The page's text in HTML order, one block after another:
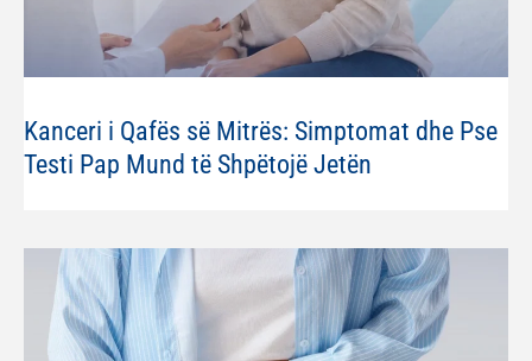
Kanceri i Qafës së Mitrës: Simptomat dhe Pse
Testi Pap Mund të Shpëtojë Jetën